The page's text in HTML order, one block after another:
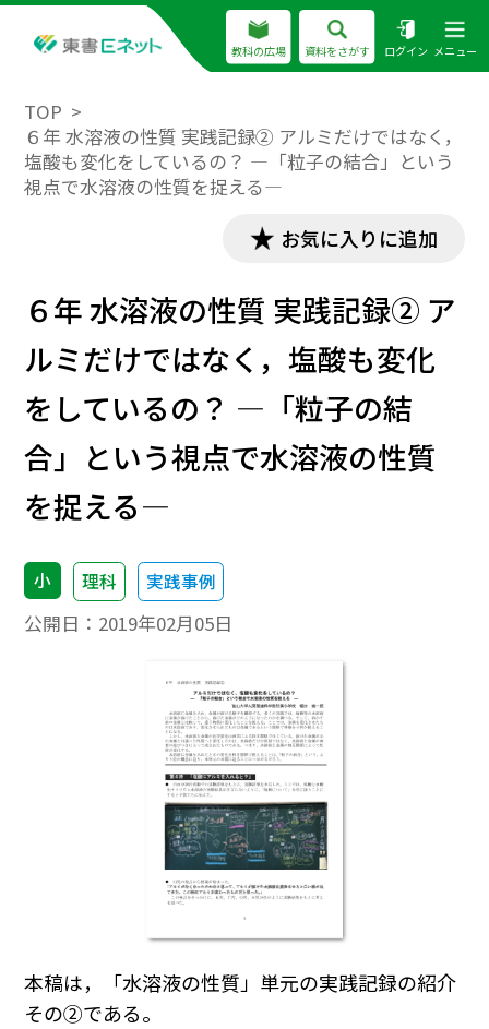
教科の広場 資料をさがす ログイン メニュー
TOP
６年 水溶液の性質 実践記録② アルミだけではなく，
塩酸も変化をしているの？ ―「粒子の結合」という
視点で水溶液の性質を捉える―
お気に入りに追加
６年 水溶液の性質 実践記録② ア
ルミだけではなく，塩酸も変化
をしているの？ ―「粒子の結
合」という視点で水溶液の性質
を捉える―
小 理科 実践事例
公開日： 2019年02月05日
本稿は，「水溶液の性質」単元の実践記録の紹介
その②である。